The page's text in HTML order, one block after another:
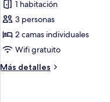
de
Suite,
Terraza,
vista
mar
1 habitación
3 personas
2 camas individuales
Wifi gratuito
Más detalles
Más